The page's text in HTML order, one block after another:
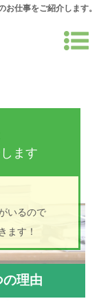
お仕事をご紹介します。
ます
いるので
ます！
理由